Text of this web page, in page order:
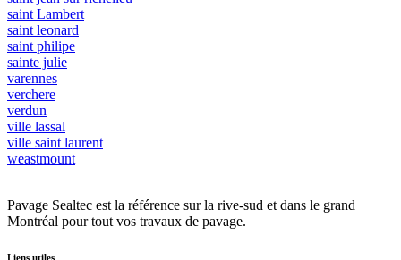
saint Lambert
saint leonard
saint philipe
sainte julie
varennes
verchere
verdun
ville lassal
ville saint laurent
weastmount
Pavage Sealtec est la référence sur la rive-sud et dans le grand
Montréal pour tout vos travaux de pavage.
Liens utiles